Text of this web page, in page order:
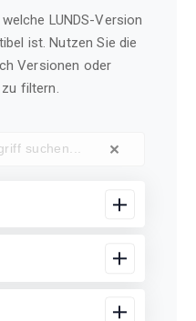
LUNDS-Version
ist. Nutzen Sie die
Versionen oder
filtern.
×